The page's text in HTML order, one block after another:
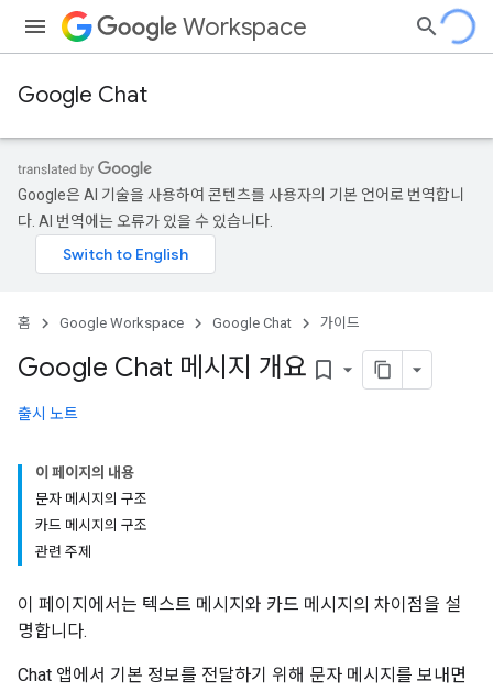
Workspace
Google Chat
Google은 AI 기술을 사용하여 콘텐츠를 사용자의 기본 언어로 번역합니
다. AI 번역에는 오류가 있을 수 있습니다.
홈 Google Workspace Google Chat 가이드
Google Chat 메시지 개요 bookmark_border
출시 노트
이 페이지의 내용
문자 메시지의 구조
카드 메시지의 구조
관련 주제
이 페이지에서는 텍스트 메시지와 카드 메시지의 차이점을 설
명합니다.
Chat 앱에서 기본 정보를 전달하기 위해 문자 메시지를 보내면